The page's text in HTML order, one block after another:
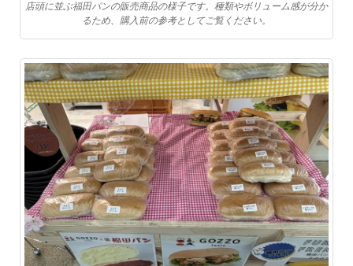
店頭に並ぶ福田パンの販売商品の様子です。種類やボリューム感が分か
るため、購入前の参考としてご覧ください。